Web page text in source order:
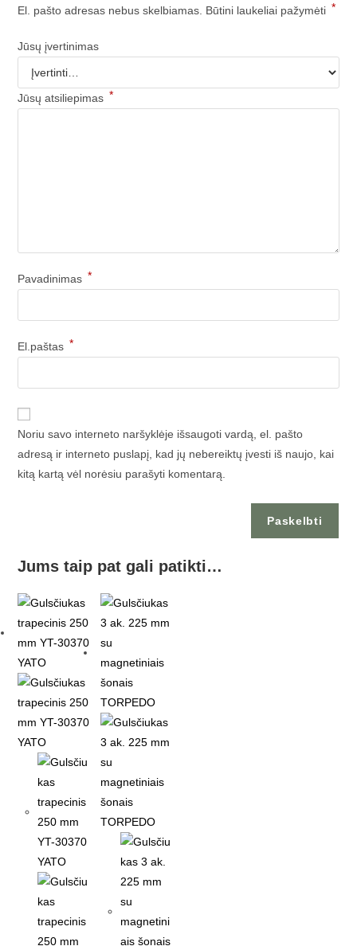
El. pašto adresas nebus skelbiamas. Būtini laukeliai pažymėti *
Jūsų įvertinimas
Jūsų atsiliepimas *
Pavadinimas *
El.paštas *
Noriu savo interneto naršyklėje išsaugoti vardą, el. pašto
adresą ir interneto puslapį, kad jų nebereiktų įvesti iš naujo, kai
kitą kartą vėl norėsiu parašyti komentarą.
Jums taip pat gali patikti…